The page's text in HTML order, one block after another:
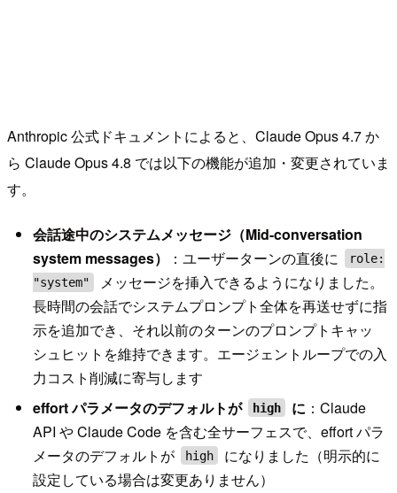
Anthropic 公式ドキュメントによると、Claude Opus 4.7 か
ら Claude Opus 4.8 では以下の機能が追加・変更されていま
す。
会話途中のシステムメッセージ（Mid-conversation
system messages）
：ユーザーターンの直後に
role:
"system"
メッセージを挿入できるようになりました。
長時間の会話でシステムプロンプト全体を再送せずに指
示を追加でき、それ以前のターンのプロンプトキャッ
シュヒットを維持できます。エージェントループでの入
力コスト削減に寄与します
effort パラメータのデフォルトが
high に ：Claude
API や Claude Code を含む全サーフェスで、effort パラ
メータのデフォルトが
high
になりました（明示的に
設定している場合は変更ありません）